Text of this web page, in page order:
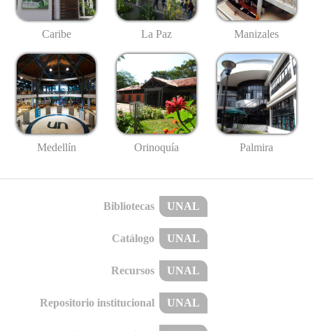
Caribe La Paz Manizales
Medellín Orinoquía Palmira
Bibliotecas UNAL
Catálogo UNAL
Recursos UNAL
Repositorio institucional UNAL